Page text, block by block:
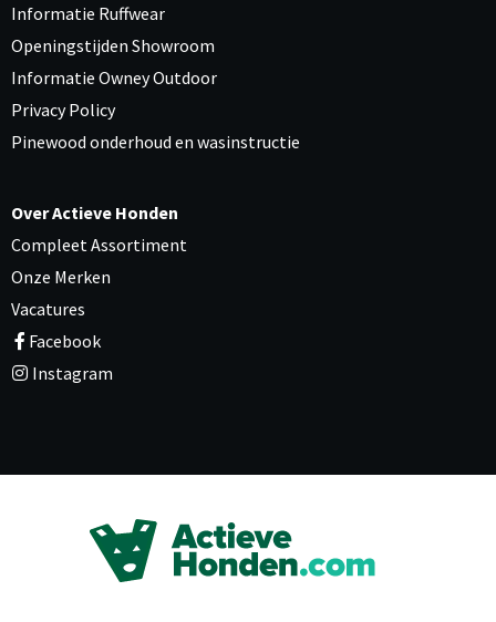
Informatie Ruffwear
Openingstijden Showroom
Informatie Owney Outdoor
Privacy Policy
Pinewood onderhoud en wasinstructie
Over Actieve Honden
Compleet Assortiment
Onze Merken
Vacatures
Facebook
Instagram